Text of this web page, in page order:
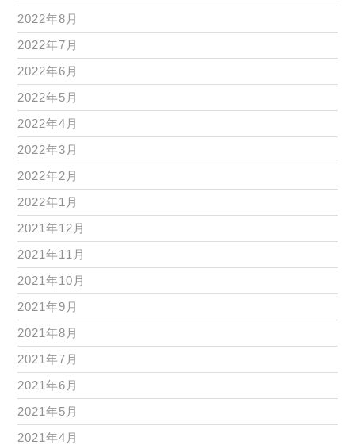
2022年8月
2022年7月
2022年6月
2022年5月
2022年4月
2022年3月
2022年2月
2022年1月
2021年12月
2021年11月
2021年10月
2021年9月
2021年8月
2021年7月
2021年6月
2021年5月
2021年4月